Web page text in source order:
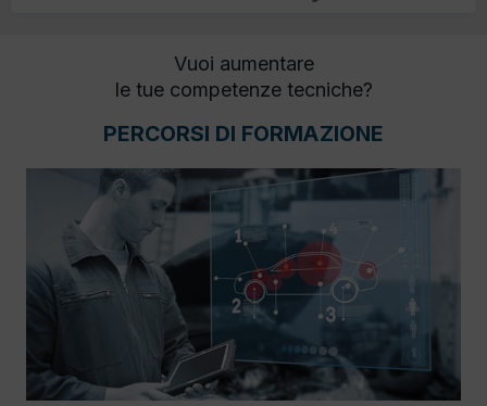
Vuoi aumentare
le tue competenze tecniche?
PERCORSI DI FORMAZIONE